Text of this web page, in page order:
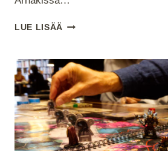
LUE LISÄÄ ARNAK
RAUNIOT
(LOST
RUINS
OF
ARNAK)